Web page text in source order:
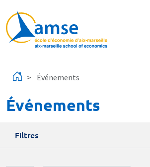
Événements
Événements
Filtres